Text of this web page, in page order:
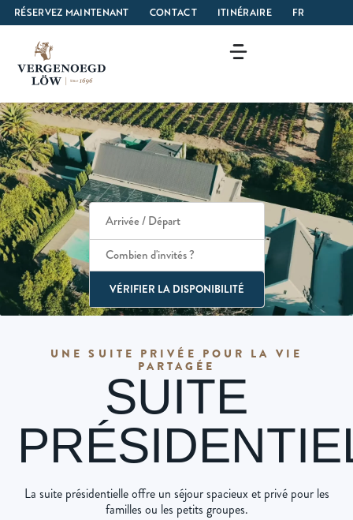
RÉSERVEZ MAINTENANT CONTACT ITINÉRAIRE FR
Combien d'invités ?
VÉRIFIER LA DISPONIBILITÉ
UNE SUITE PRIVÉE POUR LA VIE
PARTAGÉE
SUITE
La suite présidentielle offre un séjour spacieux et privé pour les
familles ou les petits groupes.